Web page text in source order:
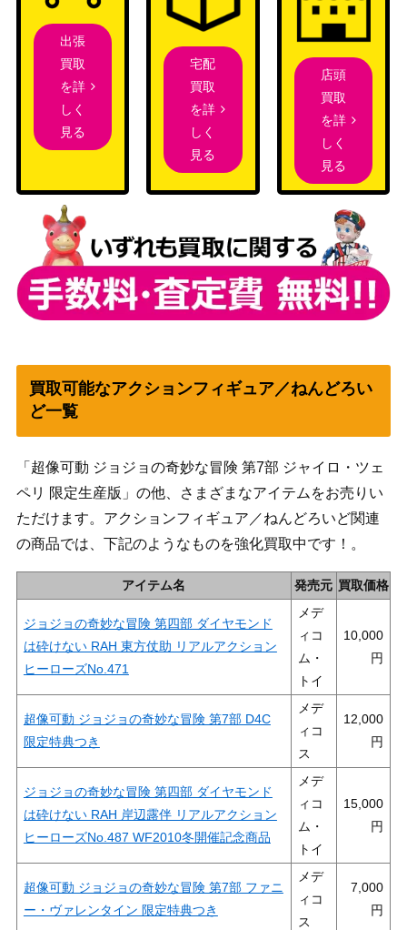
出張
買取
を詳
しく
見る
宅配
買取
を詳
しく
見る
店頭
買取
を詳
しく
見る
買取可能なアクションフィギュア／ねんどろい
ど一覧
「超像可動 ジョジョの奇妙な冒険 第7部 ジャイロ・ツェ
ペリ 限定生産版」の他、さまざまなアイテムをお売りい
ただけます。アクションフィギュア／ねんどろいど関連
の商品では、下記のようなものを強化買取中です！。
アイテム名 発売元 買取価格
ジョジョの奇妙な冒険 第四部 ダイヤモンド
は砕けない RAH 東方仗助 リアルアクション
ヒーローズNo.471
メデ
ィコ
ム・
トイ
10,000
超像可動 ジョジョの奇妙な冒険 第7部 D4C
限定特典つき
メデ
ィコ
ス
12,000
ジョジョの奇妙な冒険 第四部 ダイヤモンド
は砕けない RAH 岸辺露伴 リアルアクション
ヒーローズNo.487 WF2010冬開催記念商品
メデ
ィコ
ム・
トイ
15,000
超像可動 ジョジョの奇妙な冒険 第7部 ファニ
ー・ヴァレンタイン 限定特典つき
メデ
ィコ
ス
7,000